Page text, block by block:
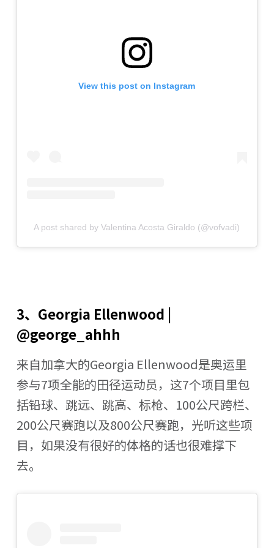
View this post on Instagram
A post shared by Valentina Acosta Giraldo (@vofvadi)
3、Georgia Ellenwood |
@george_ahhh
来自加拿大的Georgia Ellenwood是奥运里
参与7项全能的田径运动员，这7个项目里包
括铅球、跳远、跳高、标枪、100公尺跨栏、
200公尺赛跑以及800公尺赛跑，光听这些项
目，如果没有很好的体格的话也很难撑下
去。